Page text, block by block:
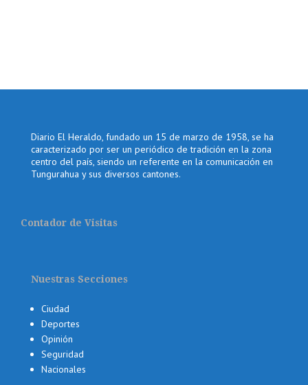
Diario El Heraldo, fundado un 15 de marzo de 1958, se ha
caracterizado por ser un periódico de tradición en la zona
centro del país, siendo un referente en la comunicación en
Tungurahua y sus diversos cantones.
Contador de Visitas
Nuestras Secciones
Ciudad
Deportes
Opinión
Seguridad
Nacionales